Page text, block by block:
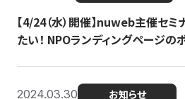
【4/24（水）開催】nuweb主催セミ
たい！ NPOランディングページの
2024.03.30 お知らせ